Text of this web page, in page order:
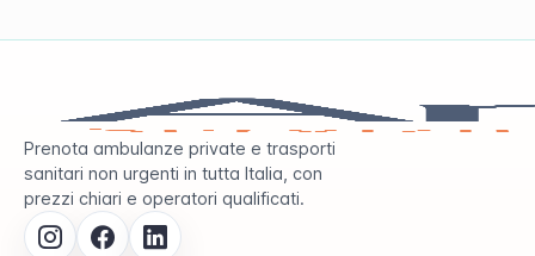
Prenota ambulanze private e trasporti
sanitari non urgenti in tutta Italia, con
prezzi chiari e operatori qualificati.